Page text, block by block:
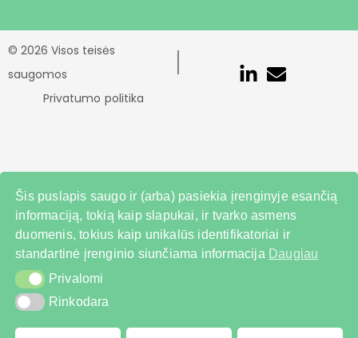
Šis puslapis saugo ir (arba) pasiekia įrenginyje esančią
informaciją, tokią kaip slapukai, ir tvarko asmens
duomenis, tokius kaip unikalūs identifikatoriai ir
standartinė įrenginio siunčiama informacija Daugiau
PrivalomiPrivalomi
RinkodaraRinkodara
© 2026 Visos teisės
saugomos
Privatumo politika